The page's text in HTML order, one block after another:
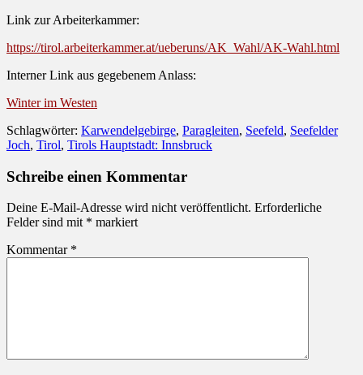
Link zur Arbeiterkammer:
https://tirol.arbeiterkammer.at/ueberuns/AK_Wahl/AK-Wahl.html
Interner Link aus gegebenem Anlass:
Winter im Westen
Schlagwörter: Karwendelgebirge, Paragleiten, Seefeld, Seefelder
Joch, Tirol, Tirols Hauptstadt: Innsbruck
Schreibe einen Kommentar
Deine E-Mail-Adresse wird nicht veröffentlicht. Erforderliche
Felder sind mit * markiert
Kommentar *